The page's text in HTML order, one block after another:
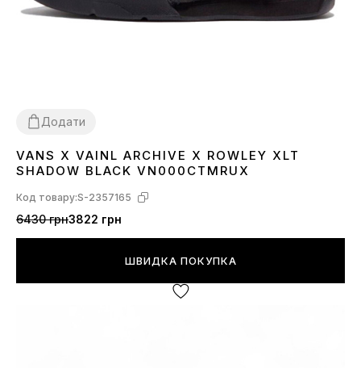
Додати
3637 3839414244 45
VANS X VAINL ARCHIVE X ROWLEY XLT
SHADOW BLACK VN000CTMRUX
Код товару:S-2357165
6430 грн3822 грн
ШВИДКА ПОКУПКА